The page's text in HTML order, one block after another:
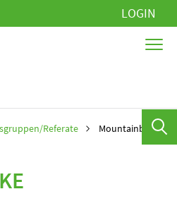
LOGIN
Referate Mountainbike